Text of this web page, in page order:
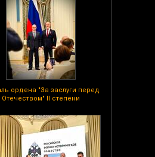
ордена "За заслуги перед
Отечеством" II степени